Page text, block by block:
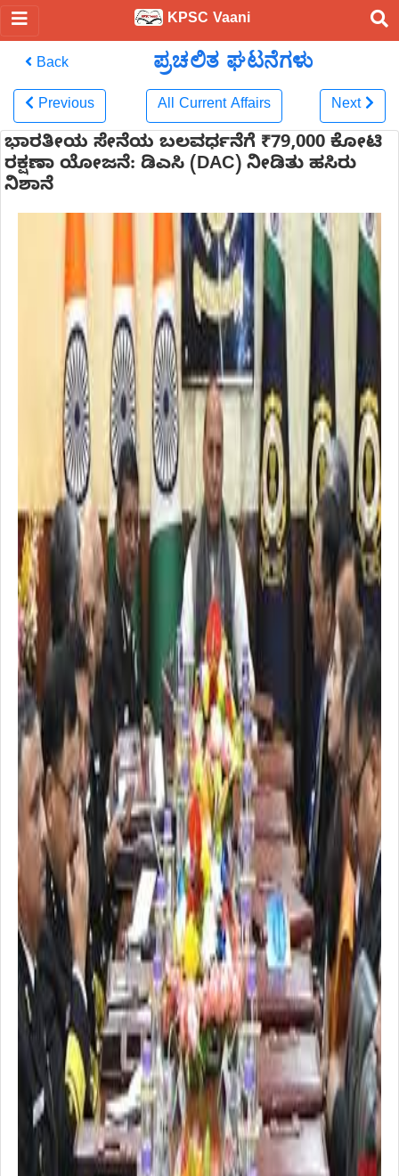
KPSC Vaani
Back ಪ್ರಚಲಿತ ಘಟನೆಗಳು
Previous All Current Affairs Next
ಭಾರತೀಯ ಸೇನೆಯ ಬಲವರ್ಧನೆಗೆ ₹79,000 ಕೋಟಿ
ರಕ್ಷಣಾ ಯೋಜನೆ: ಡಿಎಸಿ (DAC) ನೀಡಿತು ಹಸಿರು
ನಿಶಾನೆ